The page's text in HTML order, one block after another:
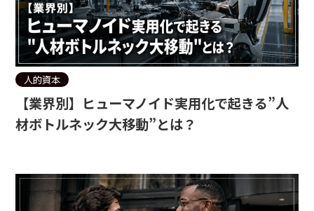
人的資本
【業界別】ヒューマノイド実用化で起きる”人
材ボトルネック大移動”とは？